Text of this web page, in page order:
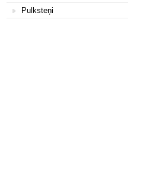
Pulksteņi